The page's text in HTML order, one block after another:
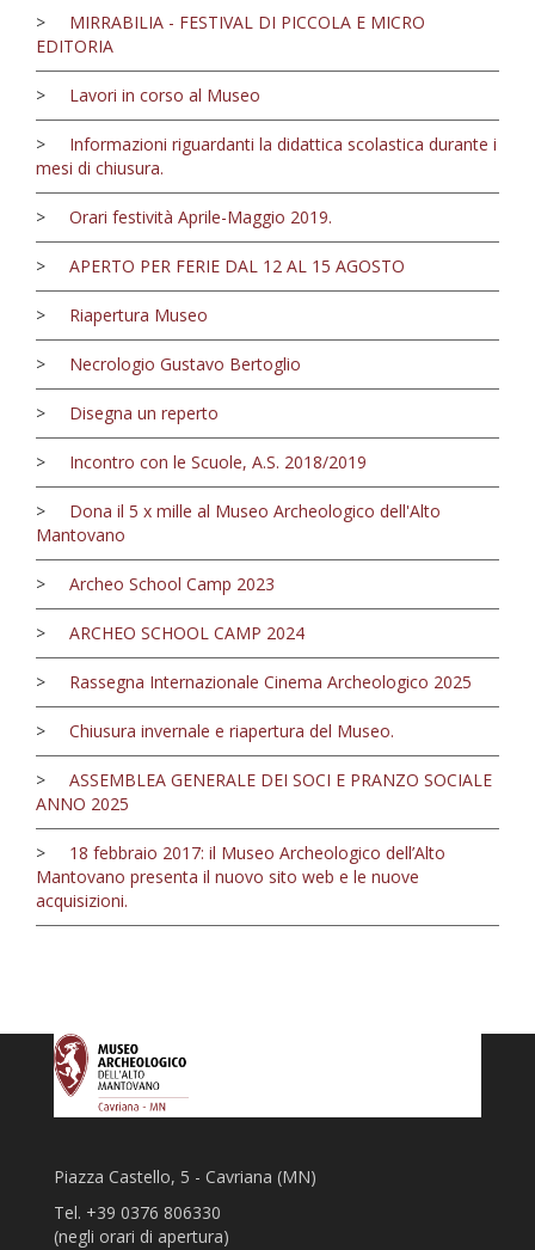
>
MIRRABILIA - FESTIVAL DI PICCOLA E MICRO
EDITORIA
> Lavori in corso al Museo
>
Informazioni riguardanti la didattica scolastica durante i
mesi di chiusura.
> Orari festività Aprile-Maggio 2019.
> APERTO PER FERIE DAL 12 AL 15 AGOSTO
> Riapertura Museo
> Necrologio Gustavo Bertoglio
> Disegna un reperto
> Incontro con le Scuole, A.S. 2018/2019
>
Dona il 5 x mille al Museo Archeologico dell'Alto
Mantovano
> Archeo School Camp 2023
> ARCHEO SCHOOL CAMP 2024
> Rassegna Internazionale Cinema Archeologico 2025
> Chiusura invernale e riapertura del Museo.
>
ASSEMBLEA GENERALE DEI SOCI E PRANZO SOCIALE
ANNO 2025
>
18 febbraio 2017: il Museo Archeologico dell’Alto
Mantovano presenta il nuovo sito web e le nuove
acquisizioni.
Piazza Castello, 5 - Cavriana (MN)
Tel. +39 0376 806330
(negli orari di apertura)